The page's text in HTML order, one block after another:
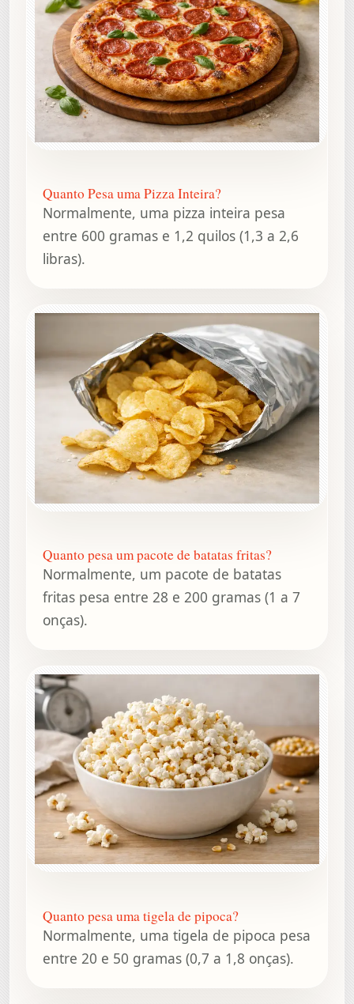
Quanto Pesa uma Pizza Inteira?
Normalmente, uma pizza inteira pesa
entre 600 gramas e 1,2 quilos (1,3 a 2,6
libras).
Quanto pesa um pacote de batatas fritas?
Normalmente, um pacote de batatas
fritas pesa entre 28 e 200 gramas (1 a 7
onças).
Quanto pesa uma tigela de pipoca?
Normalmente, uma tigela de pipoca pesa
entre 20 e 50 gramas (0,7 a 1,8 onças).